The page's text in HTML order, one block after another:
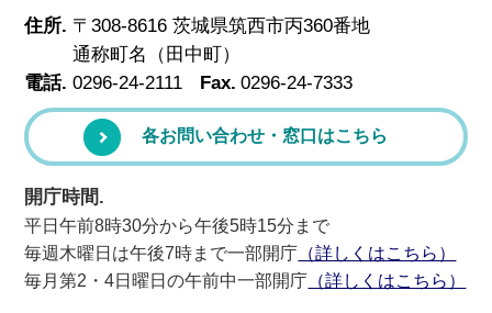
住所. 〒308-8616 茨城県筑西市丙360番地
通称町名（田中町）
電話. 0296-24-2111 Fax. 0296-24-7333
各お問い合わせ・窓口はこちら
開庁時間.
平日午前8時30分から午後5時15分まで
毎週木曜日は午後7時まで一部開庁 （詳しくはこちら）
毎月第2・4日曜日の午前中一部開庁 （詳しくはこちら）